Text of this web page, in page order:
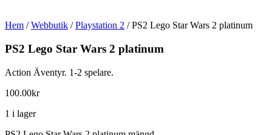
Hem /Webbutik /Playstation 2 / PS2 Lego Star Wars 2 platinum
PS2 Lego Star Wars 2 platinum
Action Äventyr. 1-2 spelare.
100.00kr
1 i lager